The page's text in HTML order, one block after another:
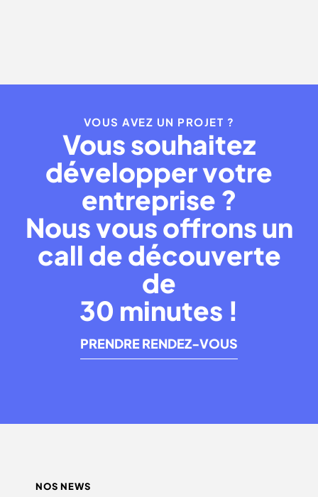
VOUS AVEZ UN PROJET ?
Vous souhaitez
développer votre
entreprise ?
Nous vous offrons un
call de découverte
de
30 minutes !
PRENDRE RENDEZ-VOUS
NOS NEWS